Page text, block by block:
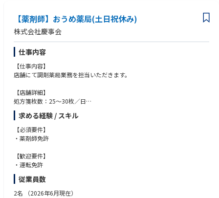
■処方箋枚数・・・60枚／日
■応需機関・・・谷口小児科医院
■薬剤師数・・・2名
＜よどがわ薬局＞
■営業時間・・・月火水金／8:30~18:30 木／8:30~16:30 土／8:30~1
2:30
■応需機関・・・三浦医院・南陽堂内科循環器科クリニック
■薬剤師数・・・正社員2名、ヘルプ1名、事務員1名
＜レイズ佐久間薬局＞
■所在地・・・静岡県浜松市天竜区佐久間町中部216・ＪＲ飯田線「中部
天竜駅」より徒歩9分
■応需機関・・・佐久間病院（内科、小児科、外科、整形外科、リハビリ
テーション科、眼科、精神科）
■処方箋枚数・・・50枚／日、施設2件（各50名／特養）、個人在宅2件
(28枚／日)
■薬剤師数・・・正社員2名、事務員3名
【薬剤師】おうめ薬局(土日祝休み)
株式会社慶事会
仕事内容
【仕事内容】
店舗にて調剤薬局業務を担当いただきます。
【店舗詳細】
処方箋枚数：25～30枚／日
処方箋科目：循環器内科
人数体制：薬剤師1名、パート1名、医療事務1名
【営業時間】
土 9:00～13:00
日、祝、土曜午後
※本ポジションについては土曜日勤務はございません。
求める経験 / スキル
【必須要件】
・薬剤師免許
【歓迎要件】
・運転免許
従業員数
2名 （2026年6月現在）